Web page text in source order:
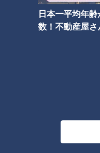
日本一平均年
数！不動産屋さ
思っていたが、そう
と語りました。
韓国のアイドルや俳
ルビューティーとし